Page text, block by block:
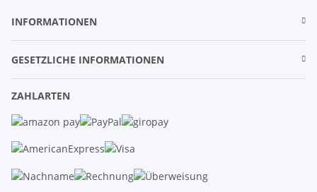
INFORMATIONEN
GESETZLICHE INFORMATIONEN
ZAHLARTEN